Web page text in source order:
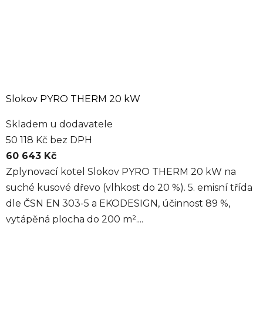
Slokov PYRO THERM 20 kW
Skladem u dodavatele
50 118 Kč bez DPH
60 643 Kč
Zplynovací kotel Slokov PYRO THERM 20 kW na
suché kusové dřevo (vlhkost do 20 %). 5. emisní třída
dle ČSN EN 303-5 a EKODESIGN, účinnost 89 %,
vytápěná plocha do 200 m²....